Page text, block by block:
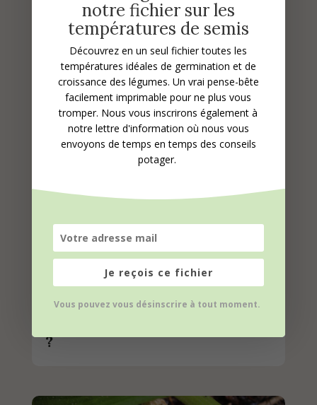
Récolte du maïs doux :
suivez le guide !
?
notre fichier sur les
températures de semis
Découvrez en un seul fichier toutes les
températures idéales de germination et de
croissance des légumes. Un vrai pense-bête
facilement imprimable pour ne plus vous
tromper. Nous vous inscrirons également à
notre lettre d'information où nous vous
envoyons de temps en temps des conseils
potager.
Je reçois ce fichier
Vous pouvez vous désinscrire à tout moment.